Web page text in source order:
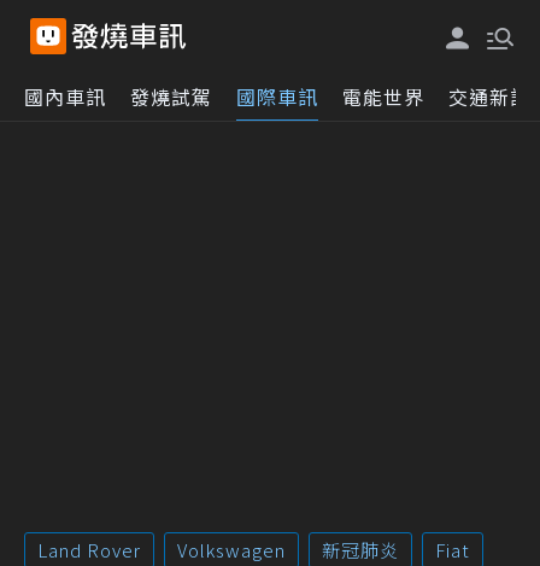
國內車訊 發燒試駕 國際車訊 電能世界 交通新訊
Land Rover Volkswagen 新冠肺炎
Fiat